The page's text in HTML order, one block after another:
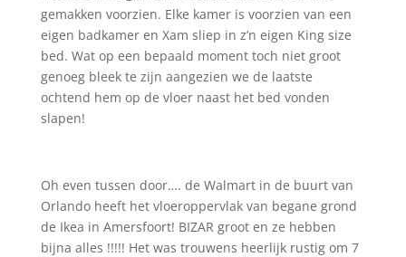
gemakken voorzien. Elke kamer is voorzien van een
eigen badkamer en Xam sliep in z’n eigen King size
bed. Wat op een bepaald moment toch niet groot
genoeg bleek te zijn aangezien we de laatste
ochtend hem op de vloer naast het bed vonden
slapen!
Oh even tussen door…. de Walmart in de buurt van
Orlando heeft het vloeroppervlak van begane grond
de Ikea in Amersfoort! BIZAR groot en ze hebben
bijna alles !!!!! Het was trouwens heerlijk rustig om 7